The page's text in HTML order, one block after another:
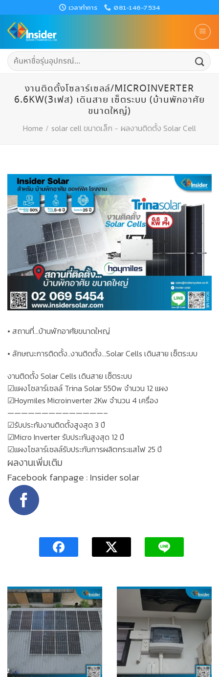
to
content
เวลาทำการ 081-146-7534
ค้นหา:
งานติดตั้งโซลาร์เซลล์/MICROINVERTER
6.6KW(3เฟส) เดินสาย เซ็ตระบบ (บ้านพักอาศัย
ขนาดใหญ่)
Home / solar cell ขนาดเล็ก - ผลงานติดตั้ง Solar Cell
• สถานที่…บ้านพักอาศัยขนาดใหญ่
• ลักษณะการติดตั้ง..งานติดตั้ง…Solar Cells เดินสาย เซ็ตระบบ
งานติดตั้ง Solar Cells เดินสาย เซ็ตระบบ
☑แผงโซลาร์เซลล์ Trina Solar 550w จำนวน 12 แผง
☑Hoymiles Microinverter 2Kw จำนวน 4 เครื่อง
——————————————–
☑รับประกันงานติดตั้งสูงสุด 3 ปี
☑Micro Inverter รับประกันสูงสุด 12 ปี
☑แผงโซลาร์เซลล์รับประกันการผลิตกระแสไฟ 25 ปี
ผลงานเพิ่มเติม
Facebook fanpage : Insider solar